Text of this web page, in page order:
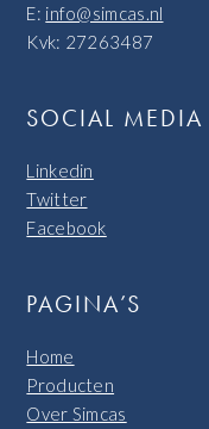
E: info@simcas.nl
Kvk: 27263487
SOCIAL MEDIA
Linkedin
Twitter
Facebook
PAGINA’S
Home
Producten
Over Simcas